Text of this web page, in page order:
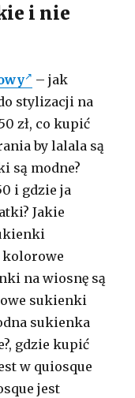
i nie
– jak
stylizacji na
zł, co kupić
by lalala są
są modne?
i gdzie ja
Jakie
kolorowe
na wiosnę są
sukienki
sukienka
gdzie kupić
w quiosque
jest